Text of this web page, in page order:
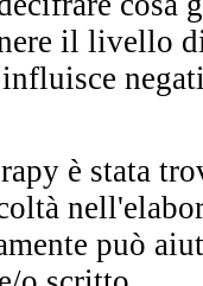
il livello
è stata
può